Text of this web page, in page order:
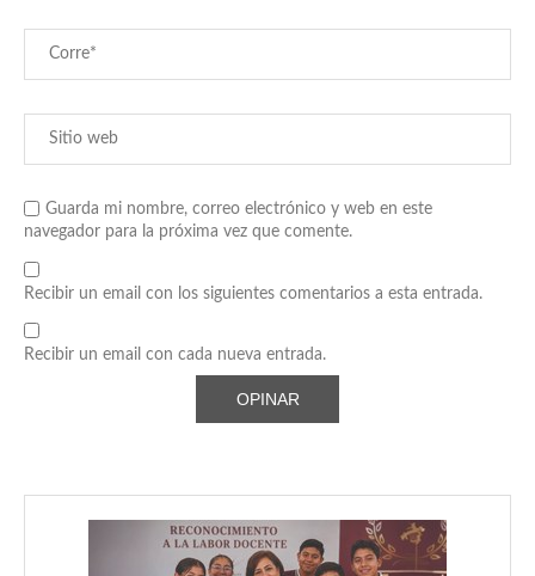
Guarda mi nombre, correo electrónico y web en este
navegador para la próxima vez que comente.
Recibir un email con los siguientes comentarios a esta entrada.
Recibir un email con cada nueva entrada.